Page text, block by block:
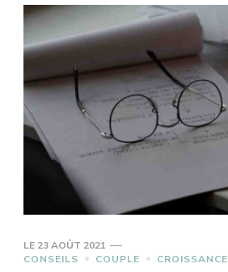
LE 23 AOÛT 2021
CONSEILS
COUPLE